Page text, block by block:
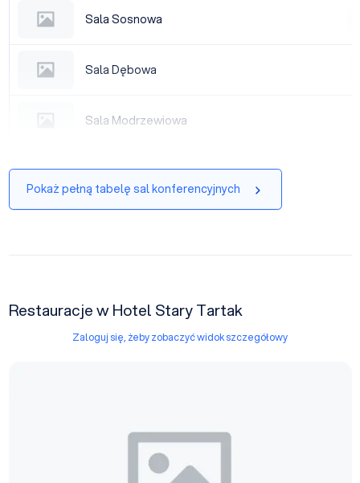
Sala Sosnowa
Sala Sosnowa
Sala Dębowa
Sala Dębowa
Sala Modrzewiowa
Pokaż pełną tabelę sal konferencyjnych
Restauracje w Hotel Stary Tartak
Zaloguj się, żeby zobaczyć widok szczegółowy